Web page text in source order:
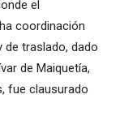
el
coordinación
traslado, dado
de Maiquetía,
fue clausurado